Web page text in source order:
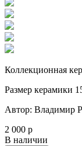
Коллекционная
Размер керамики
Автор: Владимир
2 000 р
В наличии